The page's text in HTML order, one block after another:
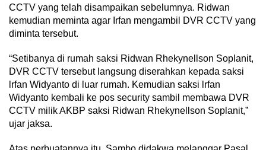
CCTV yang telah disampaikan sebelumnya. Ridwan
kemudian meminta agar Irfan mengambil DVR CCTV yang
diminta tersebut.
“Setibanya di rumah saksi Ridwan Rhekynellson Soplanit,
DVR CCTV tersebut langsung diserahkan kepada saksi
lrfan Widyanto di luar rumah. Kemudian saksi lrfan
Widyanto kembali ke pos security sambil membawa DVR
CCTV milik AKBP saksi Ridwan Rhekynellson Soplanit,”
ujar jaksa.